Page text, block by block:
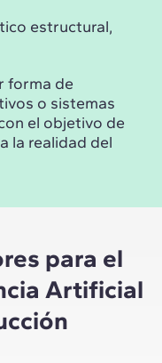
estructural,
forma de
o sistemas
el objetivo de
la realidad del
para el
Artificial